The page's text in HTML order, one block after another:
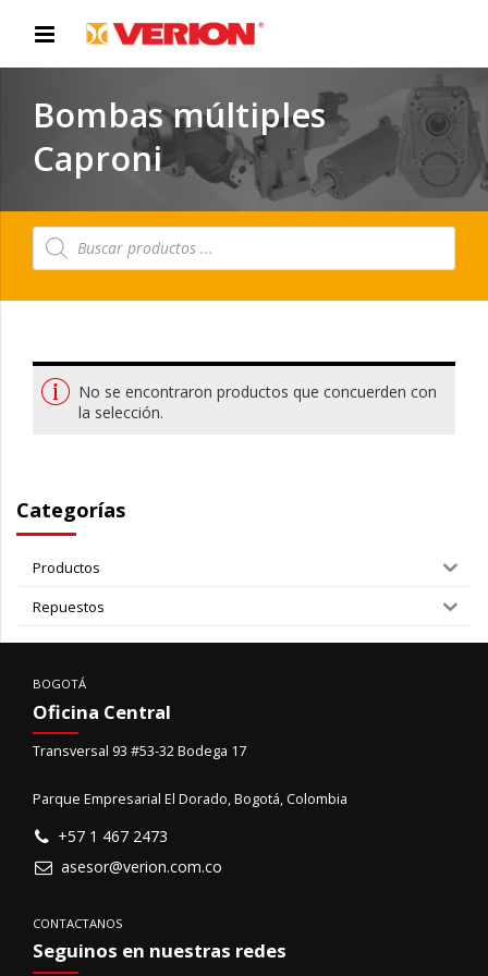
Bombas múltiples
Caproni
Búsqueda
de
No se encontraron productos que concuerden con
la selección.
Categorías
Productos
Repuestos
BOGOTÁ
Oficina Central
Transversal 93 #53-32 Bodega 17
Parque Empresarial El Dorado, Bogotá, Colombia
+57 1 467 2473
asesor@verion.com.co
CONTACTANOS
Seguinos en nuestras redes